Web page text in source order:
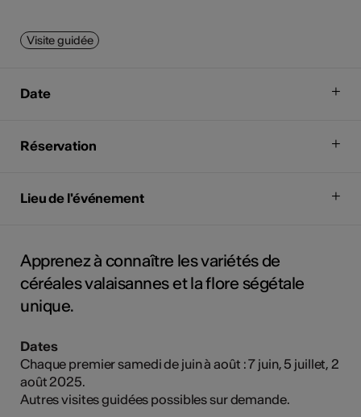
Visite guidée
Date
Réservation
Lieu de l'événement
Apprenez à connaître les variétés de
céréales valaisannes et la flore ségétale
unique.
Dates
Chaque premier samedi de juin à août : 7 juin, 5 juillet, 2
août 2025.
Autres visites guidées possibles sur demande.